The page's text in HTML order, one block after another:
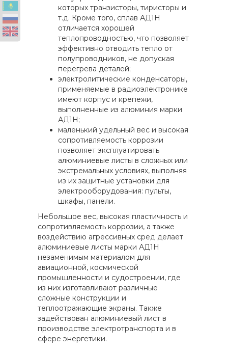
которых транзисторы, тиристоры и
т.д. Кроме того, сплав АД1Н
отличается хорошей
теплопроводностью, что позволяет
эффективно отводить тепло от
полупроводников, не допуская
перегрева деталей;
электролитические конденсаторы,
применяемые в радиоэлектронике
имеют корпус и крепежи,
выполненные из алюминия марки
АД1Н;
маленький удельный вес и высокая
сопротивляемость коррозии
позволяет эксплуатировать
алюминиевые листы в сложных или
экстремальных условиях, выполняя
из их защитные установки для
электрооборудования: пульты,
шкафы, панели.
Небольшое вес, высокая пластичность и
сопротивляемость коррозии, а также
воздействию агрессивных сред делает
алюминиевые листы марки АД1Н
незаменимым материалом для
авиационной, космической
промышленности и судостроении, где
из них изготавливают различные
сложные конструкции и
теплоотражающие экраны. Также
задействован алюминиевый лист в
производстве электротранспорта и в
сфере энергетики.